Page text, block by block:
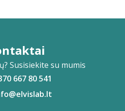
Susisiekite su mumis
667 80 541